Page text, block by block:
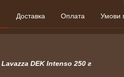
Доставка Оплата Умови
DEK Intenso 250 г